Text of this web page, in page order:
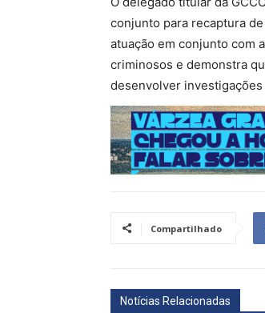
conjunto para recaptura
atuação em conjunto com
criminosos e demonstra
desenvolver investigações
Compartilhado
Notícias Relacionadas